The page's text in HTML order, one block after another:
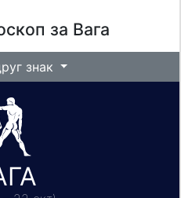
за Вага
знак